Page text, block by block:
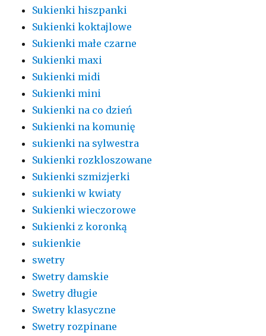
Sukienki hiszpanki
Sukienki koktajlowe
Sukienki małe czarne
Sukienki maxi
Sukienki midi
Sukienki mini
Sukienki na co dzień
Sukienki na komunię
sukienki na sylwestra
Sukienki rozkloszowane
Sukienki szmizjerki
sukienki w kwiaty
Sukienki wieczorowe
Sukienki z koronką
sukienkie
swetry
Swetry damskie
Swetry długie
Swetry klasyczne
Swetry rozpinane